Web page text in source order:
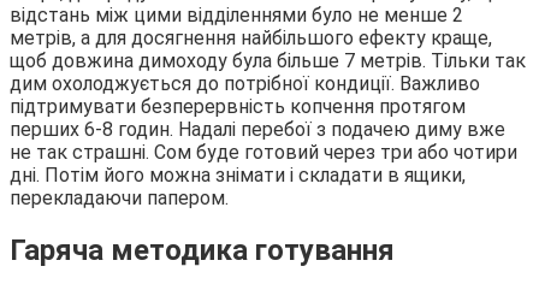
відстань між цими відділеннями було не менше 2
метрів, а для досягнення найбільшого ефекту краще,
щоб довжина димоходу була більше 7 метрів. Тільки так
дим охолоджується до потрібної кондиції. Важливо
підтримувати безперервність копчення протягом
перших 6-8 годин. Надалі перебої з подачею диму вже
не так страшні. Сом буде готовий через три або чотири
дні. Потім його можна знімати і складати в ящики,
перекладаючи папером.
Гаряча методика готування